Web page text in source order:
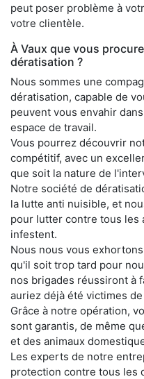
peut poser problème à
votre clientèle.
À Vaux que vous
dératisation ?
Nous sommes une
dératisation, capable de
peuvent vous envahir
espace de travail.
Vous pourrez découvrir
compétitif, avec un
que soit la nature de
Notre société de
la lutte anti nuisible, et
pour lutter contre tous les
infestent.
Nous nous vous
qu'il soit trop tard pour
nos brigades réussiront à
auriez déjà été victimes
Grâce à notre opération,
sont garantis, de même
et des animaux
Les experts de notre
protection contre tous les